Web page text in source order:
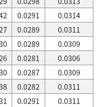
0.0291
0.0314
0.0289
0.0311
0.0289
0.0309
0.0281
0.0306
0.0287
0.0309
0.0282
0.0311
0.0291 0.0311